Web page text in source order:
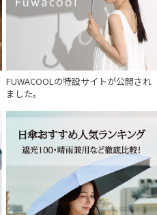
FUWACOOLの特設サイトが公開され
ました。